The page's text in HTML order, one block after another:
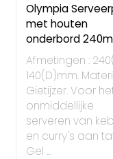
Olympia
met houten
onderbord
Afmetingen :
140(D)mm.
Gietijzer. Voor
onmiddellijke
serveren van
en curry's aan
Gel ...